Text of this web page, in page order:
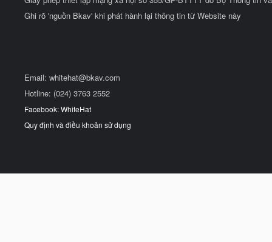
Ghi rõ 'nguồn Bkav' khi phát hành lại thông tin từ Website này
Email: whitehat@bkav.com
Hotline: (024) 3763 2552
Facebook: WhiteHat
Quy định và điều khoản sử dụng